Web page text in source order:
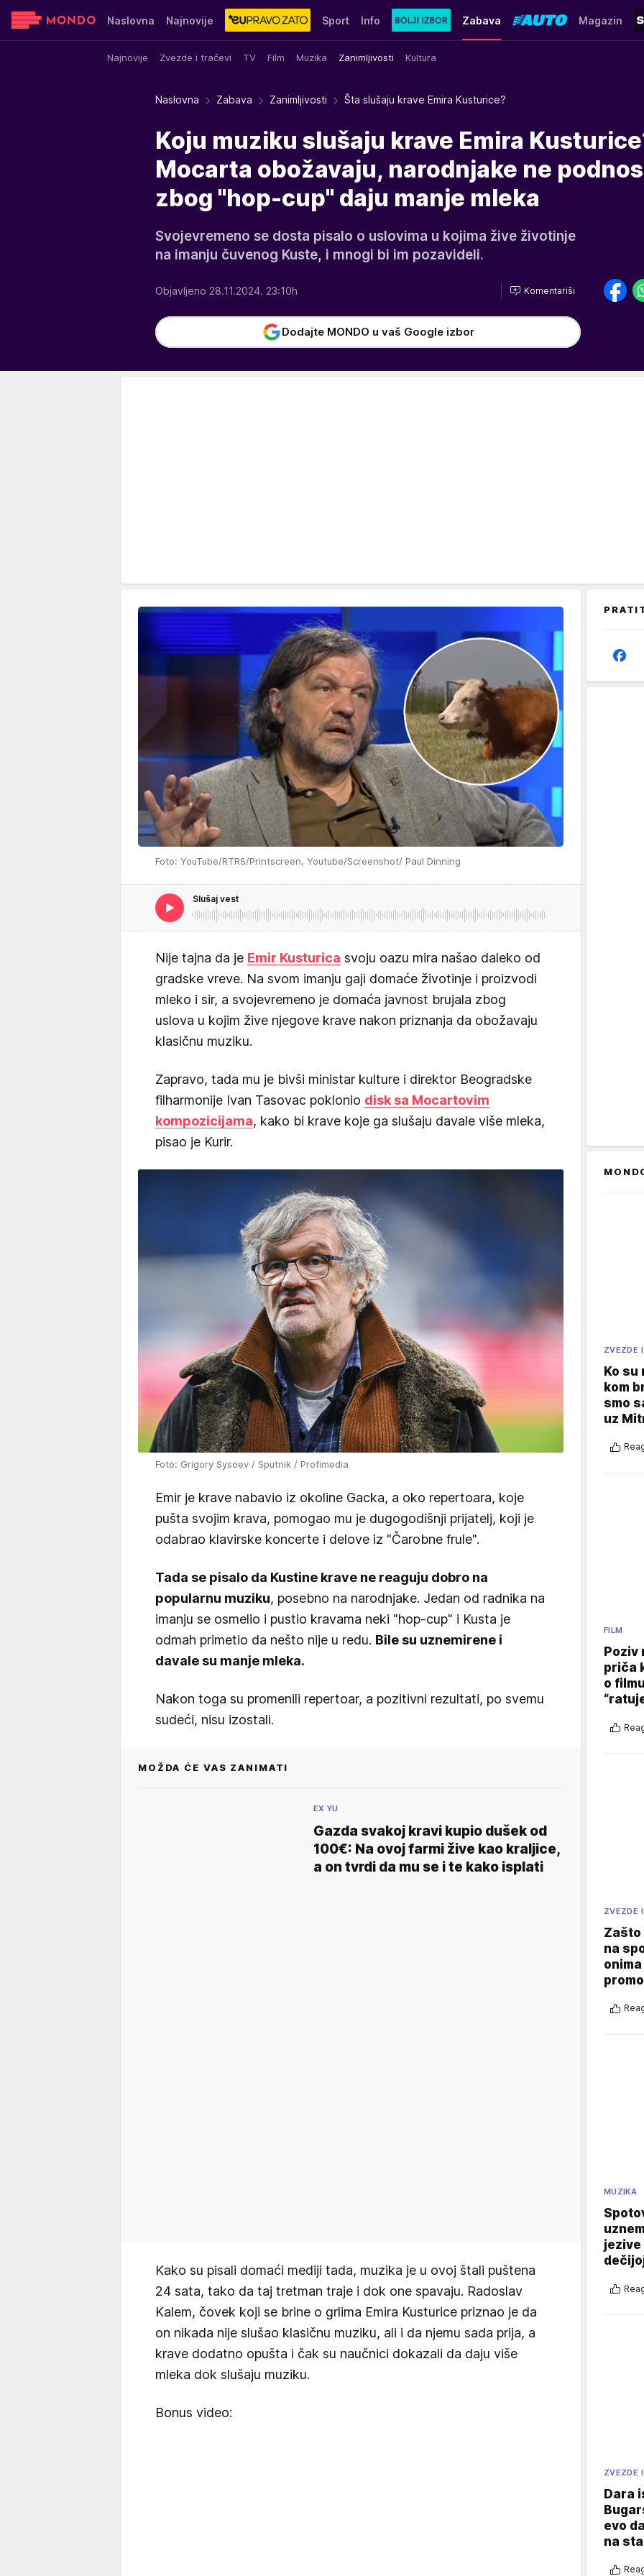
Naslovna Najnovije Sport Info Zabava
Najnovije Zvezde i tračevi TV Film Muzika Zanimljivosti Kultura
Magazin
Sensa Stvar ukusa Yumama
Naslovna Zabava Zanimljivosti Šta slušaju krave Emira Kusturice?
Koju muziku slušaju krave Emira
Mocarta obožavaju, narodnjake ne
zbog "hop-cup" daju manje mleka
Svojevremeno se dosta pisalo o uslovima u kojima žive životinje
na imanju čuvenog Kuste, i mnogi bi im pozavideli.
Objavljeno 28.11.2024. 23:10h Komentariši
Dodajte MONDO u vaš Google izbor
Foto: YouTube/RTRS/Printscreen, Youtube/Screenshot/ Paul Dinning
Slušaj vest
Nije tajna da je Emir Kusturica svoju oazu mira našao daleko od
gradske vreve. Na svom imanju gaji domaće životinje i proizvodi
mleko i sir, a svojevremeno je domaća javnost brujala zbog
uslova u kojim žive njegove krave nakon priznanja da obožavaju
klasičnu muziku.
Zapravo, tada mu je bivši ministar kulture i direktor Beogradske
filharmonije Ivan Tasovac poklonio disk sa Mocartovim
kompozicijama, kako bi krave koje ga slušaju davale više mleka,
pisao je Kurir.
Foto: Grigory Sysoev / Sputnik / Profimedia
Emir je krave nabavio iz okoline Gacka, a oko repertoara, koje
pušta svojim krava, pomogao mu je dugogodišnji prijatelj, koji je
odabrao klavirske koncerte i delove iz "Čarobne frule".
Tada se pisalo da Kustine krave ne reaguju dobro na
popularnu muziku, posebno na narodnjake. Jedan od radnika na
imanju se osmelio i pustio kravama neki "hop-cup" i Kusta je
odmah primetio da nešto nije u redu. Bile su uznemirene i
davale su manje mleka.
Nakon toga su promenili repertoar, a pozitivni rezultati, po svemu
sudeći, nisu izostali.
MOŽDA ĆE VAS ZANIMATI
EX YU
Gazda svakoj kravi kupio dušek od
100€: Na ovoj farmi žive kao kraljice,
a on tvrdi da mu se i te kako isplati
Kako su pisali domaći mediji tada, muzika je u ovoj štali puštena
24 sata, tako da taj tretman traje i dok one spavaju. Radoslav
Kalem, čovek koji se brine o grlima Emira Kusturice priznao je da
on nikada nije slušao klasičnu muziku, ali i da njemu sada prija, a
krave dodatno opušta i čak su naučnici dokazali da daju više
mleka dok slušaju muziku.
Bonus video:
ZVEZDE
Ko su
kom
smo
uz
FILM
Poziv
priča
o
ZVEZDE
Zašto
na
MUZIKA
jezive
ZVEZDE
Dara
evo
na